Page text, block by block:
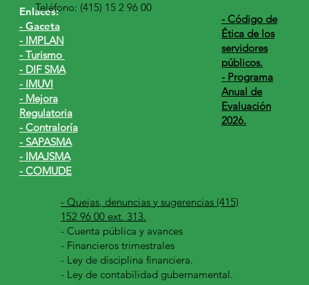
Enlaces:
- Gaceta
- IMPLAN
- Turismo
- DIF SMA
- IMUVI
- Mejora
Regulatoria
- Contraloría
- SAPASMA
- IMAJSMA
- COMUDE
Teléfono: (415) 15 2 96 00
- Quejas, denuncias y sugerencias (415)
152 96 00 ext. 313.
-Cuenta pública y avances
- Financieros trimestrales
- Ley de disciplina financiera.
- Ley de contabilidad gubernamental.
​- Código de
Ética de los
servidores
públicos.
- Programa
Anual de
Evaluación
2026.